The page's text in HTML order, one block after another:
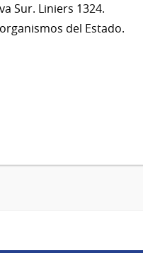
Sur. Liniers 1324.
del Estado.